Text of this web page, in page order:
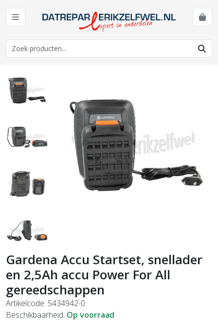
Gardena Accu Startset, snellader
en 2,5Ah accu Power For All
gereedschappen
Artikelcode: 5434942-0
Beschikbaarheid: Op voorraad